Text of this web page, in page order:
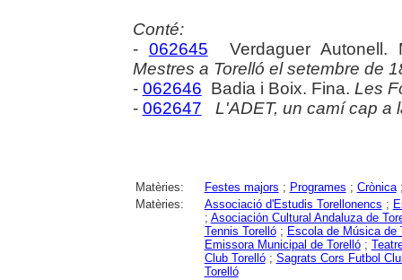
Conté:
- 062645 Verdaguer Autonell.
Mestres a Torelló el setembre de
- 062646 Badia i Boix. Fina. Les
- 062647 L'ADET, un camí cap a
Matèries: Festes majors ; Programes ; Crònica
Matèries:
Associació d'Estudis Torellonencs ;
; Asociación Cultural Andaluza de
Tennis Torelló; Escola de Música de
Emissora Municipal de Torelló;
Club Torelló; Sagrats Cors Futbol
Torelló